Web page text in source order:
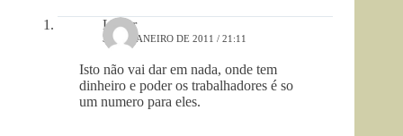
Leitor
30 DE JANEIRO DE 2011 / 21:11
Isto não vai dar em nada, onde tem
dinheiro e poder os trabalhadores é so
um numero para eles.